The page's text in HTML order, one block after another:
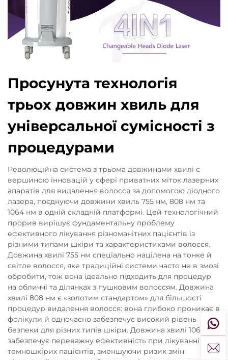
Просунута технологія
трьох довжин хвиль для
універсальної сумісності з
процедурами
Революційна система з трьома довжинами хвилі є
вершиною інновацій у сфері приватних міток лазерних
апаратів для видалення волосся за допомогою діодного
лазера, поєднуючи довжини хвиль 755 нм, 808 нм та
1064 нм в одній складній платформі. Цей технологічний
прорив вирішує фундаментальну проблему
ефективного лікування різноманітних пацієнтів із
різними типами шкіри та характеристиками волосся.
Довжина хвилі 755 нм спеціально націлена на тонке й
світле волосся, яке традиційні системи часто не в змозі
обробити, тож вона ідеально підходить для процедур
на обличчі та ділянках з пушковим волоссям. Довжина
хвилі 808 нм є «золотим стандартом» для більшості
процедур видалення волосся: вона глибоко проникає в
фолікули й одночасно забезпечує високий рівень
безпеки для різних типів шкіри. Довжина хвилі 1064 нм
забезпечує переважну ефективність при лікуванні
темношкірих пацієнтів, зменшуючи ризик змін